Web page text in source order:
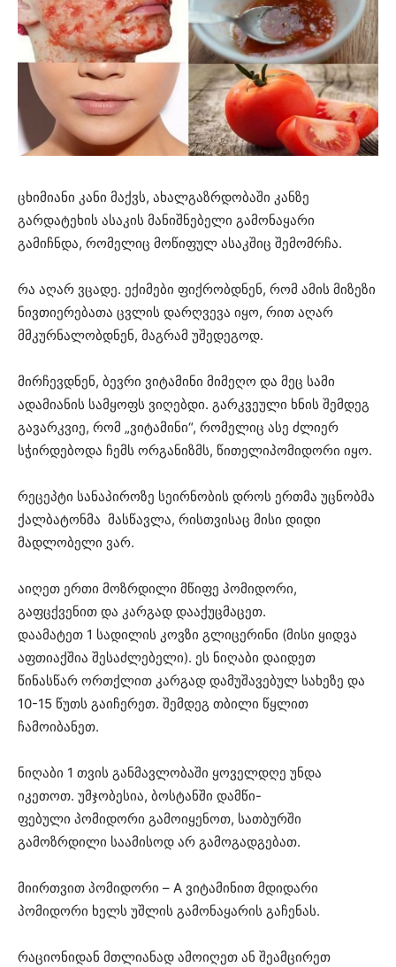
ცხიმიანი კანი მაქვს, ახალგაზრდობაში კანზე
გარდატეხის ასაკის მანიშნებელი გამონაყარი
გამიჩნდა, რომელიც მოწიფულ ასაკშიც შემომრჩა.
რა აღარ ვცადე. ექიმები ფიქრობდნენ, რომ ამის მიზეზი
ნივთიერებათა ცვლის დარღვევა იყო, რით აღარ
მმკურნალობდნენ, მაგრამ უშედეგოდ.
მირჩევდნენ, ბევრი ვიტამინი მიმეღო და მეც სამი
ადამიანის სამყოფს ვიღებდი. გარკვეული ხნის შემდეგ
გავარკვიე, რომ „ვიტამინი“, რომელიც ასე ძლიერ
სჭირდებოდა ჩემს ორგანიზმს, წითელიპომიდორი იყო.
რეცეპტი სანაპიროზე სეირნობის დროს ერთმა უცნობმა
ქალბატონმა მასწავლა, რისთვისაც მისი დიდი
მადლობელი ვარ.
აიღეთ ერთი მოზრდილი მწიფე პომიდორი,
გაფცქვენით და კარგად დააქუცმაცეთ.
დაამატეთ 1 სადილის კოვზი გლიცერინი (მისი ყიდვა
აფთიაქშია შესაძლებელი). ეს ნიღაბი დაიდეთ
წინასწარ ორთქლით კარგად დამუშავებულ სახეზე და
10-15 წუთს გაიჩერეთ. შემდეგ თბილი წყლით
ჩამოიბანეთ.
ნიღაბი 1 თვის განმავლობაში ყოველდღე უნდა
იკეთოთ. უმჯობესია, ბოსტანში დამწი-
ფებული პომიდორი გამოიყენოთ, სათბურში
გამოზრდილი საამისოდ არ გამოგადგებათ.
მიირთვით პომიდორი – A ვიტამინით მდიდარი
პომიდორი ხელს უშლის გამონაყარის გაჩენას.
რაციონიდან მთლიანად ამოიღეთ ან შეამცირეთ